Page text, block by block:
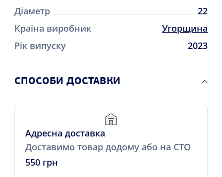
Діаметр
22
Країна виробник
Угорщина
Рік випуску
2023
СПОСОБИ ДОСТАВКИ
Адресна доставка
Доставимо товар додому або на СТО
550 грн